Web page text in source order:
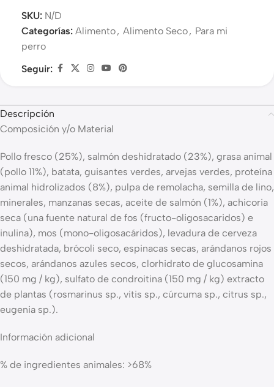
SKU: N/D
Categorías: Alimento, Alimento Seco, Para mi
perro
Seguir:
Descripción
Composición y/o Material
Pollo fresco (25%), salmón deshidratado (23%), grasa animal
(pollo 11%), batata, guisantes verdes, arvejas verdes, proteína
animal hidrolizados (8%), pulpa de remolacha, semilla de lino,
minerales, manzanas secas, aceite de salmón (1%), achicoria
seca (una fuente natural de fos (fructo-oligosacaridos) e
inulina), mos (mono-oligosacáridos), levadura de cerveza
deshidratada, brócoli seco, espinacas secas, arándanos rojos
secos, arándanos azules secos, clorhidrato de glucosamina
(150 mg / kg), sulfato de condroitina (150 mg / kg) extracto
de plantas (rosmarinus sp., vitis sp., cúrcuma sp., citrus sp.,
eugenia sp.).
Información adicional
% de ingredientes animales: >68%